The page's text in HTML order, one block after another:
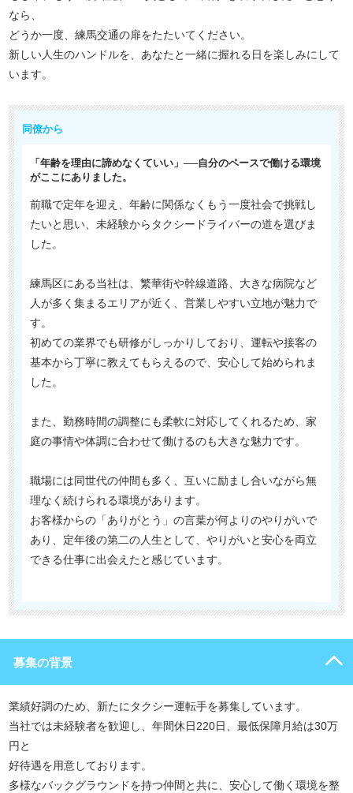
なら、
どうか一度、練馬交通の扉をたたいてください。
新しい人生のハンドルを、あなたと一緒に握れる日を楽しみにして
います。
同僚から
「年齢を理由に諦めなくていい」──自分のペースで働ける環境
がここにありました。
前職で定年を迎え、年齢に関係なくもう一度社会で挑戦し
たいと思い、未経験からタクシードライバーの道を選びま
した。
練馬区にある当社は、繁華街や幹線道路、大きな病院など
人が多く集まるエリアが近く、営業しやすい立地が魅力で
す。
初めての業界でも研修がしっかりしており、運転や接客の
基本から丁寧に教えてもらえるので、安心して始められま
した。
また、勤務時間の調整にも柔軟に対応してくれるため、家
庭の事情や体調に合わせて働けるのも大きな魅力です。
職場には同世代の仲間も多く、互いに励まし合いながら無
理なく続けられる環境があります。
お客様からの「ありがとう」の言葉が何よりのやりがいで
あり、定年後の第二の人生として、やりがいと安心を両立
できる仕事に出会えたと感じています。
募集の背景
業績好調のため、新たにタクシー運転手を募集しています。
当社では未経験者を歓迎し、年間休日220日、最低保障月給は30万
円と
好待遇を用意しております。
多様なバックグラウンドを持つ仲間と共に、安心して働く環境を整